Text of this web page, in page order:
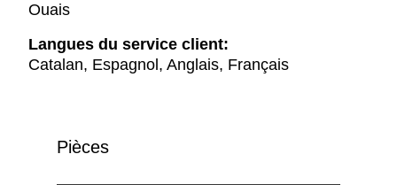
Ouais
Langues du service client:
Catalan, Espagnol, Anglais, Français
Pièces